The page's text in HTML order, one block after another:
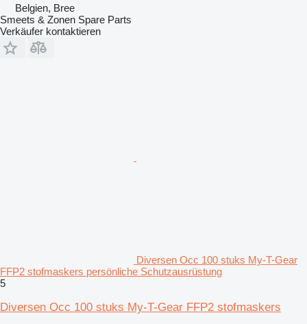
Belgien, Bree
Smeets & Zonen Spare Parts
Verkäufer kontaktieren
Diversen Occ 100 stuks My-T-Gear
FFP2 stofmaskers persönliche Schutzausrüstung
5
Diversen Occ 100 stuks My-T-Gear FFP2 stofmaskers